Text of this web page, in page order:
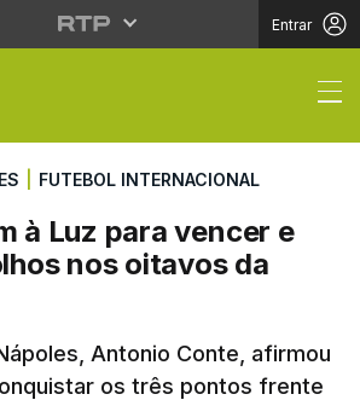
Entrar
vem à Luz
FUTEBOL INTERNACIONAL
à Luz para vencer e
nos oitavos da
Antonio Conte, afirmou
os três pontos frente